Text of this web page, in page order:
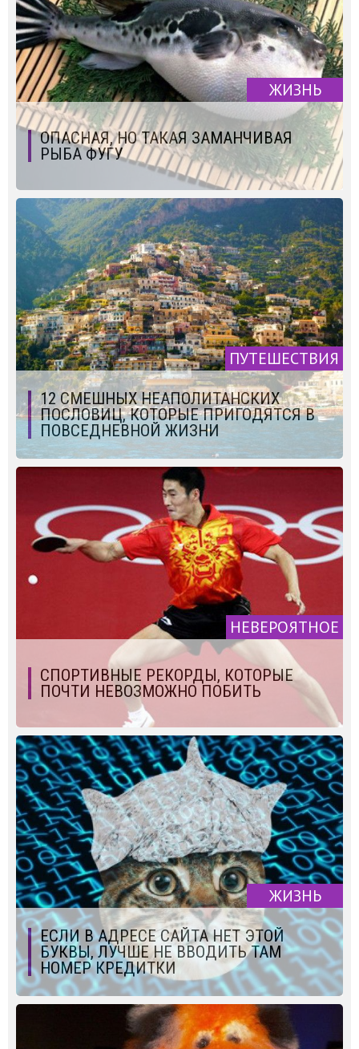
ЖИЗНЬ
ОПАСНАЯ, НО ТАКАЯ ЗАМАНЧИВАЯ
РЫБА ФУГУ
ПУТЕШЕСТВИЯ
12 СМЕШНЫХ НЕАПОЛИТАНСКИХ
ПОСЛОВИЦ, КОТОРЫЕ ПРИГОДЯТСЯ В
ПОВСЕДНЕВНОЙ ЖИЗНИ
НЕВЕРОЯТНОЕ
CПОРТИВНЫЕ РЕКОРДЫ, КОТОРЫЕ
ПОЧТИ НЕВОЗМОЖНО ПОБИТЬ
ЖИЗНЬ
ЕСЛИ В АДРЕСЕ САЙТА НЕТ ЭТОЙ
БУКВЫ, ЛУЧШЕ НЕ ВВОДИТЬ ТАМ
НОМЕР КРЕДИТКИ